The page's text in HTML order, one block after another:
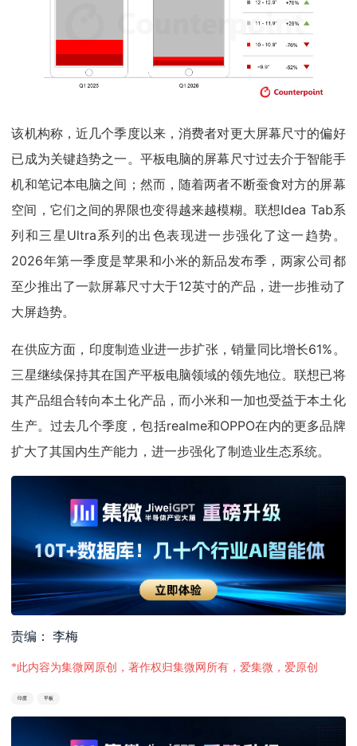
该机构称，近几个季度以来，消费者对更大屏幕尺寸的偏好
已成为关键趋势之一。平板电脑的屏幕尺寸过去介于智能手
机和笔记本电脑之间；然而，随着两者不断蚕食对方的屏幕
空间，它们之间的界限也变得越来越模糊。联想Idea Tab系
列和三星Ultra系列的出色表现进一步强化了这一趋势。
2026年第一季度是苹果和小米的新品发布季，两家公司都
至少推出了一款屏幕尺寸大于12英寸的产品，进一步推动了
大屏趋势。
在供应方面，印度制造业进一步扩张，销量同比增长61%。
三星继续保持其在国产平板电脑领域的领先地位。联想已将
其产品组合转向本土化产品，而小米和一加也受益于本土化
生产。过去几个季度，包括realme和OPPO在内的更多品牌
扩大了其国内生产能力，进一步强化了制造业生态系统。
责编： 李梅
*此内容为集微网原创，著作权归集微网所有，爱集微，爱原创
印度 平板